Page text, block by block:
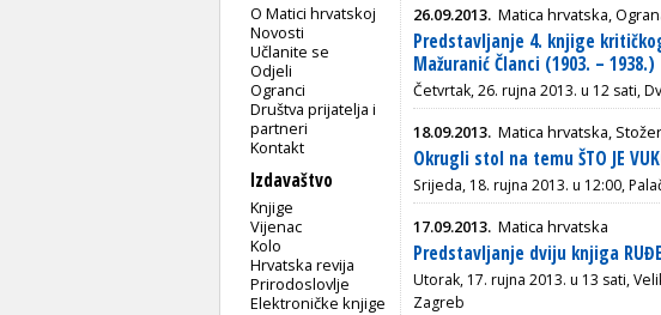
O Matici hrvatskoj
Novosti
Učlanite se
Odjeli
Ogranci
Društva prijatelja i
partneri
Kontakt
Izdavaštvo
Knjige
Vijenac
Kolo
Hrvatska revija
Prirodoslovlje
Elektroničke knjige
26.09.2013. Matica hrvatska,
Predstavljanje 4. knjige
Mažuranić Članci (1903. – 1938.)
Četvrtak, 26. rujna 2013. u 12 sati,
18.09.2013. Matica hrvatska,
Okrugli stol na temu ŠTO JE
Srijeda, 18. rujna 2013. u 12:00,
17.09.2013. Matica hrvatska
Predstavljanje dviju knjiga
Utorak, 17. rujna 2013. u 13 sati,
Zagreb